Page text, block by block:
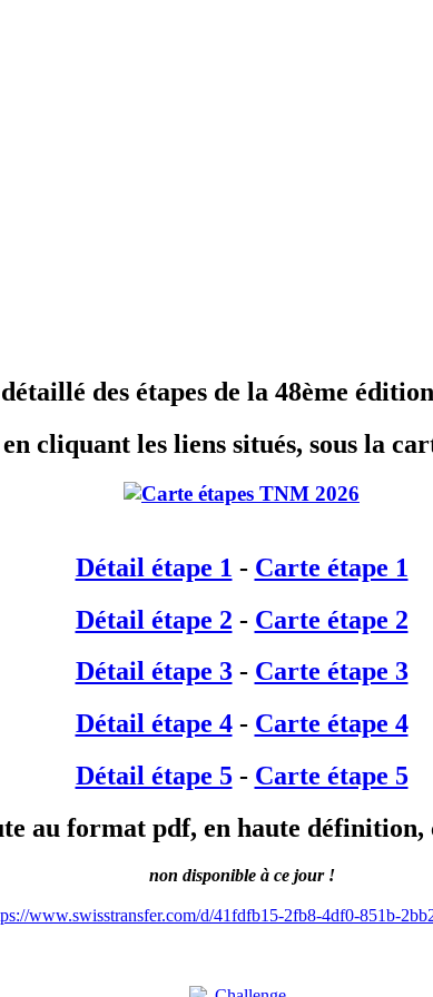
des étapes de la 48ème
en cliquant les liens situés, sous la
Détail étape 1 - Carte étape 1
Détail étape 2 - Carte étape 2
Détail étape 3- Carte étape 3
Détail étape 4- Carte étape 4
Détail étape 5- Carte étape 5
au format pdf, en haute définition,
non disponible à ce jour !
www.swisstransfer.com/d/41fdfb15-2fb8-4df0-851b-